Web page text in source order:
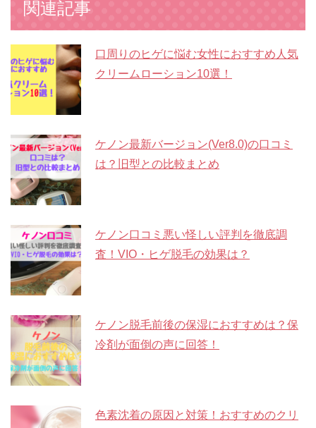
関連記事
口周りのヒゲに悩む女性におすすめ人気
クリームローション10選！
ケノン最新バージョン(Ver8.0)の口コミ
は？旧型との比較まとめ
ケノン口コミ悪い怪しい評判を徹底調
査！VIO・ヒゲ脱毛の効果は？
ケノン脱毛前後の保湿におすすめは？保
冷剤が面倒の声に回答！
色素沈着の原因と対策！おすすめのクリ